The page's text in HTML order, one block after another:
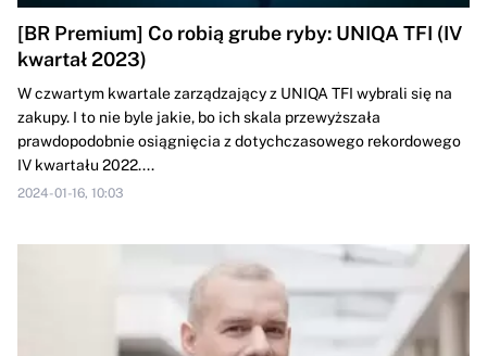
[BR Premium] Co robią grube ryby: UNIQA TFI (IV
kwartał 2023)
W czwartym kwartale zarządzający z UNIQA TFI wybrali się na
zakupy. I to nie byle jakie, bo ich skala przewyższała
prawdopodobnie osiągnięcia z dotychczasowego rekordowego
IV kwartału 2022....
2024-01-16, 10:03